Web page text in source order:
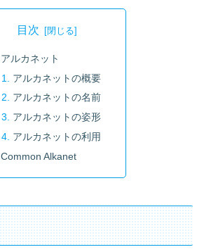
目次
アルカネット
アルカネットの概要
アルカネットの名前
アルカネットの姿形
アルカネットの利用
Common Alkanet